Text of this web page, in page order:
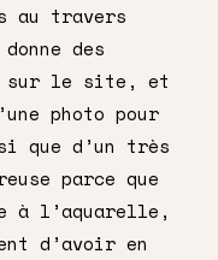
au travers
des
sur le site, et
photo pour
que d’un très
parce que
à l’aquarelle,
d’avoir en